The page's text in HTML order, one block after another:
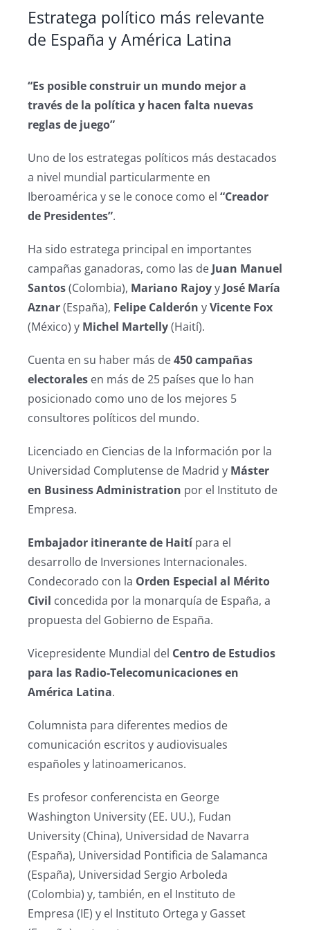
Estratega político más relevante
de España y América Latina
“Es posible construir un mundo mejor a
través de la política y hacen falta nuevas
reglas de juego”
Uno de los estrategas políticos más destacados
a nivel mundial particularmente en
Iberoamérica y se le conoce como el “Creador
de Presidentes”.
Ha sido estratega principal en importantes
campañas ganadoras, como las de Juan Manuel
Santos(Colombia), Mariano Rajoyy José María
Aznar(España), Felipe Calderón yVicente Fox
(México) y Michel Martelly(Haití).
Cuenta en su haber más de450 campañas
electoralesen más de 25 países que lo han
posicionado como uno de los mejores 5
consultores políticos del mundo.
Licenciado en Ciencias de la Información por la
Universidad Complutense de Madrid y Máster
en Business Administration por el Instituto de
Empresa.
Embajador itinerante de Haitípara el
desarrollo de Inversiones Internacionales.
Condecorado con la Orden Especial al Mérito
Civil concedida por la monarquía de España, a
propuesta del Gobierno de España.
Vicepresidente Mundial del Centro de Estudios
para las Radio-Telecomunicaciones en
América Latina.
Columnista para diferentes medios de
comunicación escritos y audiovisuales
españoles y latinoamericanos.
Es profesor conferencista en George
Washington University (EE. UU.), Fudan
University (China), Universidad de Navarra
(España), Universidad Pontificia de Salamanca
(España), Universidad Sergio Arboleda
(Colombia) y, también, en el Instituto de
Empresa (IE) y el Instituto Ortega y Gasset